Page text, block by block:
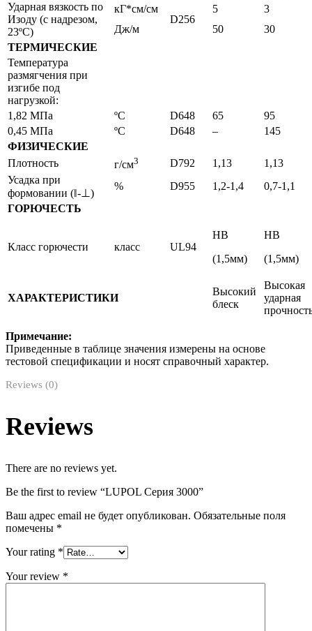
Ударная вязкость по
Изоду (с надрезом,
23ºС)
кГ*см/см
D256
5
3
Дж/м
50
30
ТЕРМИЧЕСКИЕ
Температура
размягчения при
изгибе под
нагрузкой:
1,82 МПа
ºС D648 65
95
0,45 МПа
ºС D648 –
145
ФИЗИЧЕСКИЕ
Плотность
г/см3 D792 1,13
1,13
Усадка при
формовании (‖-⊥)
% D955 1,2-1,4
0,7-1,1
ГОРЮЧЕСТЬ
Класс горючести класс UL94
НВ
(1,5мм)
НВ
(1,5мм)
ХАРАКТЕРИСТИКИ
Высокий
блеск
Высокая
ударная
Примечание:
Приведенные в таблице значения измерены на основе
тестовой спецификации и носят справочный характер.
Reviews (0)
Reviews
There are no reviews yet.
Be the first to review “LUPOL Серия 3000”
Ваш адрес email не будет опубликован. Обязательные поля
помечены *
Your rating *
Your review *